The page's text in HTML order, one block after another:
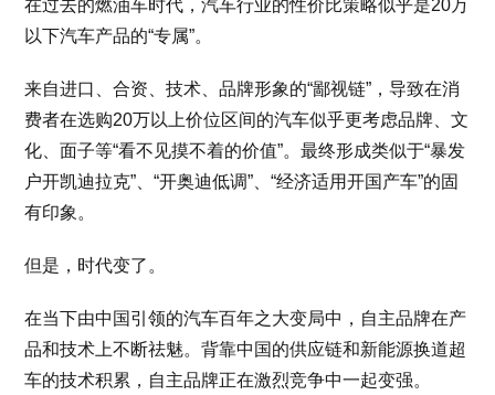
在过去的燃油车时代，汽车行业的性价比策略似乎是20万
以下汽车产品的“专属”。
来自进口、合资、技术、品牌形象的“鄙视链”，导致在消
费者在选购20万以上价位区间的汽车似乎更考虑品牌、文
化、面子等“看不见摸不着的价值”。最终形成类似于“暴发
户开凯迪拉克”、“开奥迪低调”、“经济适用开国产车”的固
有印象。
但是，时代变了。
在当下由中国引领的汽车百年之大变局中，自主品牌在产
品和技术上不断祛魅。背靠中国的供应链和新能源换道超
车的技术积累，自主品牌正在激烈竞争中一起变强。